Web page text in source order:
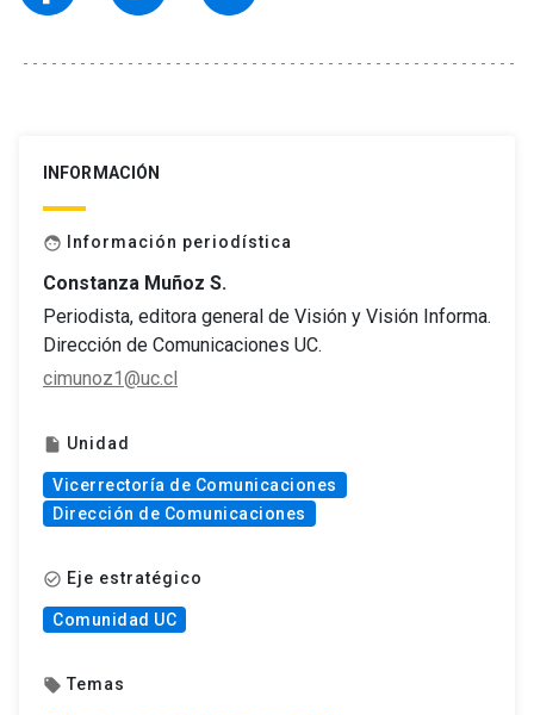
INFORMACIÓN
face Información periodística
Constanza Muñoz S.
Periodista, editora general de Visión y Visión Informa.
Dirección de Comunicaciones UC.
cimunoz1@uc.cl
insert_drive_file Unidad
Vicerrectoría de Comunicaciones
Dirección de Comunicaciones
check_circle_outline Eje estratégico
Comunidad UC
local_offer Temas